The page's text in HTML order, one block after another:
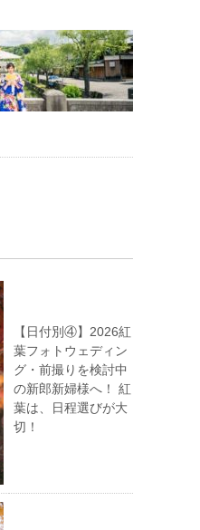
【日付別④】2026紅
葉フォトウェディン
グ・前撮りを検討中
の新郎新婦様へ！ 紅
葉は、日程選びが大
切！